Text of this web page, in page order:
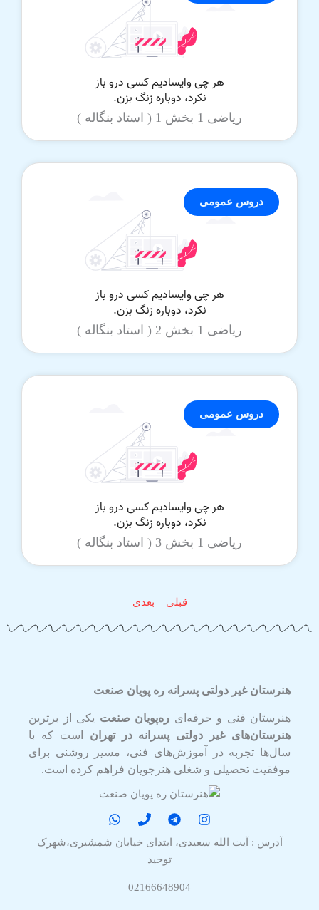
ریاضی 1 بخش 1 ( استاد بنگاله )
ریاضی 1 بخش 2 ( استاد بنگاله )
دروس عمومی
ریاضی 1 بخش 3 ( استاد بنگاله )
دروس عمومی
قبلی بعدی
هنرستان غیر دولتی پسرانه ره پویان صنعت
هنرستان فنی و حرفه‌ای ره‌پویان صنعت یکی از برترین
هنرستان‌های غیر دولتی پسرانه در تهران است که با
سال‌ها تجربه در آموزش‌های فنی، مسیر روشنی برای
موفقیت تحصیلی و شغلی هنرجویان فراهم کرده است.
آدرس : آیت الله سعیدی، ابتدای خیابان شمشیری،شهرک
توحید
02166648904